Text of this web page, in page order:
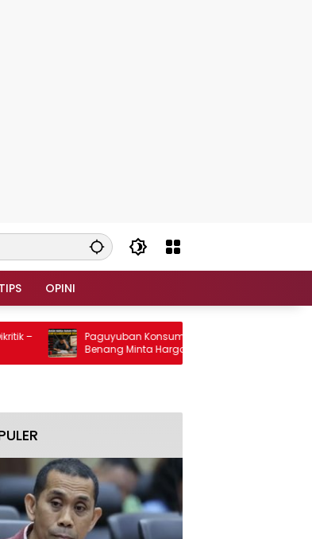
OPINI
Paguyuban Konsumen Plastik dan
Benang Minta Harga Bahan Baku Tidak
Naik